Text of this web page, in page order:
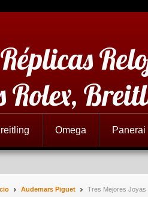
Rolex,
Omega Panerai
Audemars Piguet Tres Mejores Joyas